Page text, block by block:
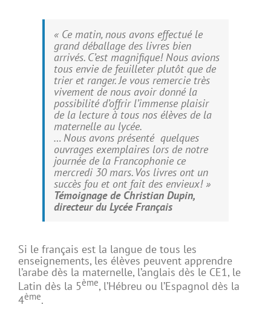
« Ce matin, nous avons effectué le
grand déballage des livres bien
arrivés. C’est magnifique! Nous avions
tous envie de feuilleter plutôt que de
trier et ranger. Je vous remercie très
vivement de nous avoir donné la
possibilité d’offrir l’immense plaisir
de la lecture à tous nos élèves de la
maternelle au lycée.
… Nous avons présenté quelques
ouvrages exemplaires lors de notre
journée de la Francophonie ce
mercredi 30 mars. Vos livres ont un
succès fou et ont fait des envieux! »
Témoignage de Christian Dupin,
directeur du Lycée Français
Si le français est la langue de tous les
enseignements, les élèves peuvent apprendre
l’arabe dès la maternelle, l’anglais dès le CE1, le
Latin dès la 5ème, l’Hébreu ou l’Espagnol dès la
4ème.